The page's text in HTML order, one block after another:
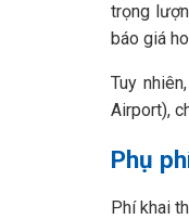
trọng
báo giá
Tuy
Airport),
Phụ
Phí khai